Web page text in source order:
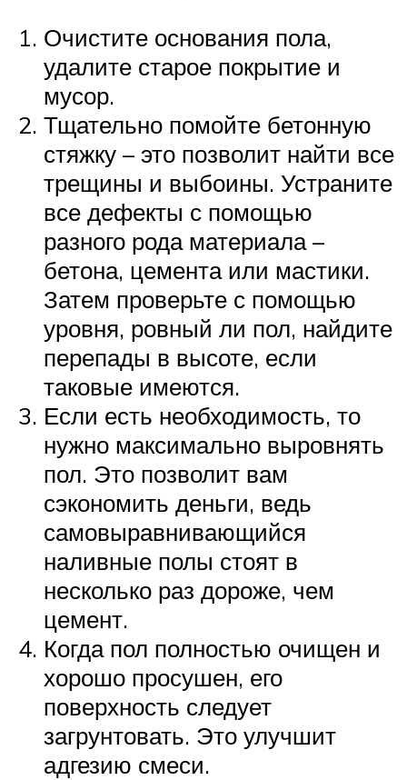
Очистите основания пола,
удалите старое покрытие и
мусор.
Тщательно помойте бетонную
стяжку – это позволит найти все
трещины и выбоины. Устраните
все дефекты с помощью
разного рода материала –
бетона, цемента или мастики.
Затем проверьте с помощью
уровня, ровный ли пол, найдите
перепады в высоте, если
таковые имеются.
Если есть необходимость, то
нужно максимально выровнять
пол. Это позволит вам
сэкономить деньги, ведь
самовыравнивающийся
наливные полы стоят в
несколько раз дороже, чем
цемент.
Когда пол полностью очищен и
хорошо просушен, его
поверхность следует
загрунтовать. Это улучшит
адгезию смеси.